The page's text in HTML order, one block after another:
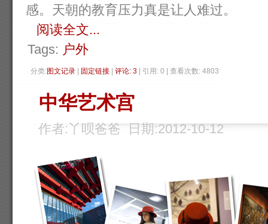
感。天朝的教育压力真是让人难过。
阅读全文...
Tags: 户外
分类:图文记录 固定链接 评论: 3 | 引用: 0 | 查看次数: 4803
中华艺术宫
作者:丫呗爸爸 日期:2012-10-12